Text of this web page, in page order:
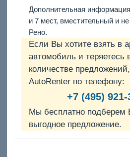
Дополнительная
и 7 мест, вместительный и
Рено.
Если Вы хотите взять в
автомобиль и теряетесь
количестве
AutoRenter по телефону:
+7 (495) 921-
Мы бесплатно подберем
выгодное предложение.